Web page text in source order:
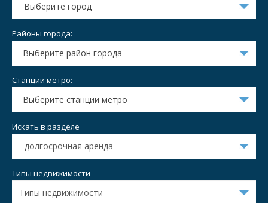
Выберите город
Районы города:
Выберите район города
Станции метро:
Выберите станции метро
Искать в разделе
Типы недвижимости